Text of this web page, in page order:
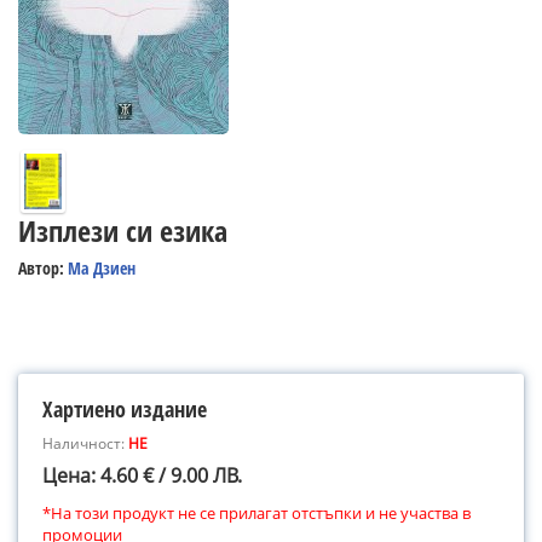
Изплези си езика
Автор: Ма Дзиен
Хартиено издание
Наличност: НЕ
Цена: 4.60 € / 9.00 ЛВ.
*На този продукт не се прилагат отстъпки и не участва в
промоции